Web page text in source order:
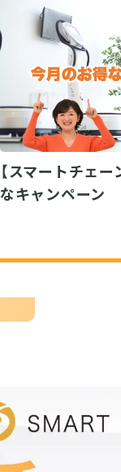
【スマートチェ
なキャンペーン